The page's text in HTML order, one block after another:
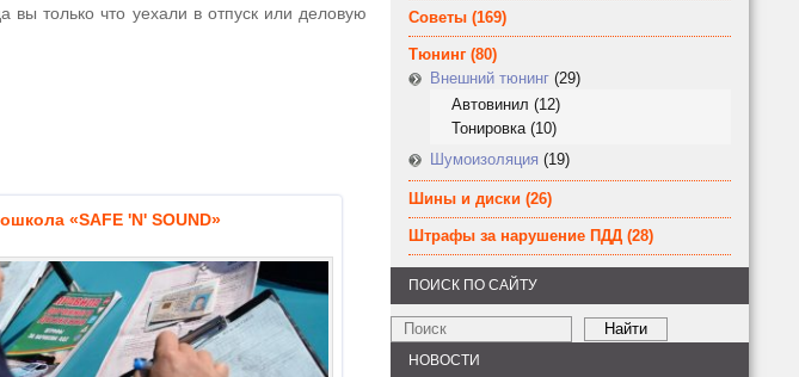
вы только что уехали в отпуск или деловую
«SAFE 'N' SOUND»
Советы (169)
Тюнинг (80)
Внешний тюнинг (29)
Автовинил (12)
Тонировка(10)
Шумоизоляция (19)
Шины и диски (26)
Штрафы за нарушение ПДД (28)
ПОИСК ПО САЙТУ
НОВОСТИ